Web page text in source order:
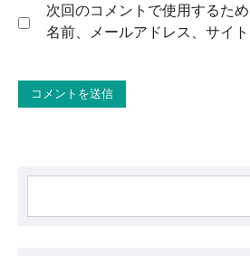
次回のコメントで使用するた
名前、メールアドレス、サイト